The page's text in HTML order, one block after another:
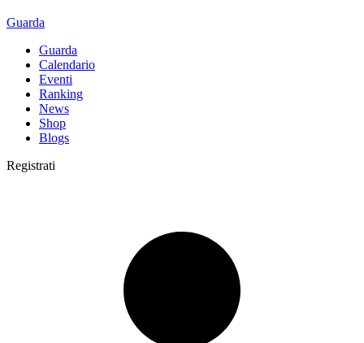
Guarda
Guarda
Calendario
Eventi
Ranking
News
Shop
Blogs
Registrati